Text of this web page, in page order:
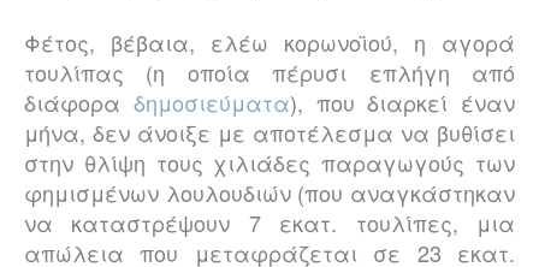
Φέτος, βέβαια, ελέω κορωνοϊού, η αγορά
τουλίπας (η οποία πέρυσι επλήγη από
διάφορα δημοσιεύματα), που διαρκεί έναν
μήνα, δεν άνοιξε με αποτέλεσμα να βυθίσει
στην θλίψη τους χιλιάδες παραγωγούς των
φημισμένων λουλουδιών (που αναγκάστηκαν
να καταστρέψουν 7 εκατ. τουλίπες, μια
απώλεια που μεταφράζεται σε 23 εκατ.